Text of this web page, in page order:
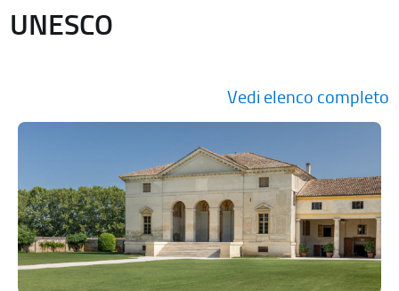
UNESCO
Vedi elenco completo